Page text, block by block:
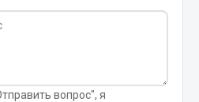
вопрос", я